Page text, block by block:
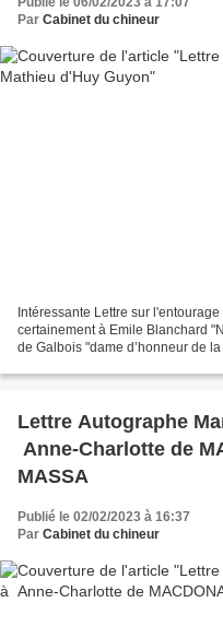
Par Cabinet du chineur
Intéressante Lettre sur
certainement à Emile Blanchard
de Galbois "dame d’honneur de
Lettre Autographe
Anne-Charlotte de
MASSA
Publié le 02/02/2023 à 16:37
Par Cabinet du chineur